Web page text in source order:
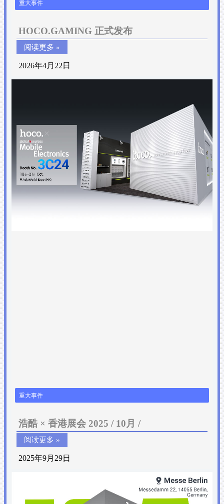
重大事件
HOCO.GAMING 正式发布
阅读更多 »
2026年4月22日
重大事件
浩酷 × 香港展会 2025 / 10月 /
阅读更多 »
2025年9月29日